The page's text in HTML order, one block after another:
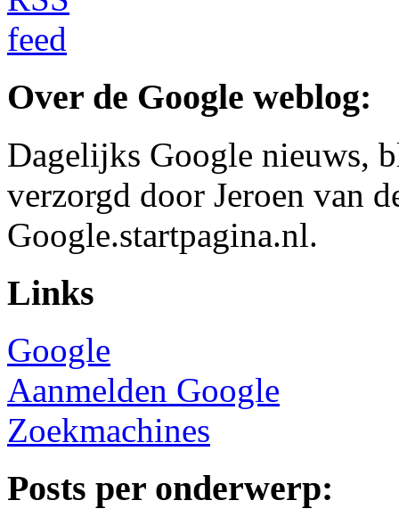
Over de Google weblog:
Dagelijks Google nieuws,
verzorgd door Jeroen van
Google.startpagina.nl.
Links
Google
Aanmelden Google
Zoekmachines
Posts per onderwerp: